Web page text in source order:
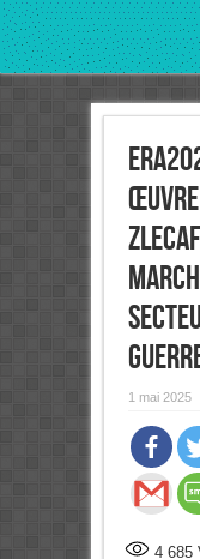
1 mai 2025
4 685